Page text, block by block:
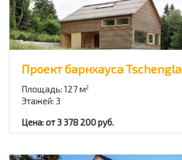
Проект барнхауса Tschengla
Площадь: 127 м2
Этажей: 3
Цена: от 3 378 200 руб.